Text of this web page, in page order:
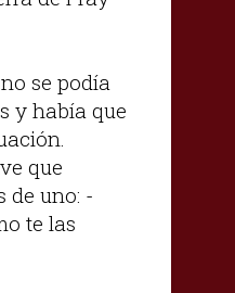
se podía
y había que
que
de uno: -
te las